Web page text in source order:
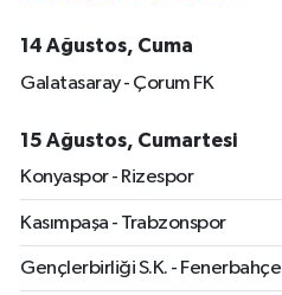
14 Ağustos, Cuma
Galatasaray - Çorum FK
15 Ağustos, Cumartesi
Konyaspor - Rizespor
Kasımpaşa - Trabzonspor
Gençlerbirliği S.K. - Fenerbahçe